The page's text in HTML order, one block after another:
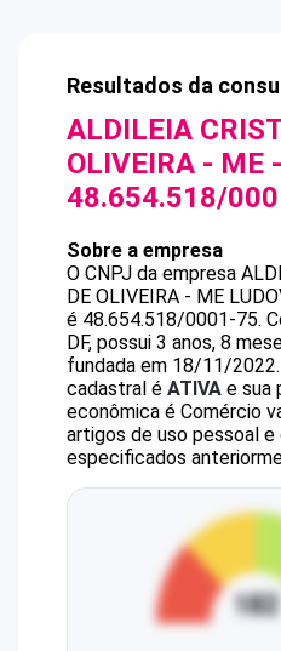
Resultados da
ALDILEIA
OLIVEIRA - ME
48.654.518/
Sobre a empresa
O CNPJ da empresa
DE OLIVEIRA - ME
é 48.654.518/0001-75.
DF, possui 3 anos, 8
fundada em 18/11/2022.
cadastral é ATIVA e sua
econômica é Comércio
artigos de uso pessoal
especificados